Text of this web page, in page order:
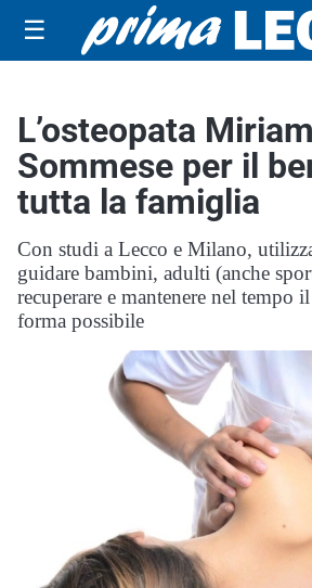
☰
L’osteopata Miriam
Sommese per il
tutta la famiglia
Con studi a Lecco e Milano,
guidare bambini, adulti (anche
recuperare e mantenere nel tempo
forma possibile